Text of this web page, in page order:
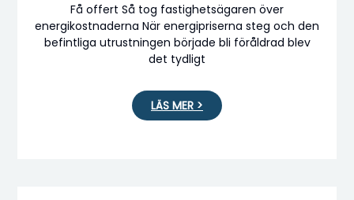
Få offert Så tog fastighetsägaren över
energikostnaderna När energipriserna steg och den
befintliga utrustningen började bli föråldrad blev
det tydligt
LÄS MER >